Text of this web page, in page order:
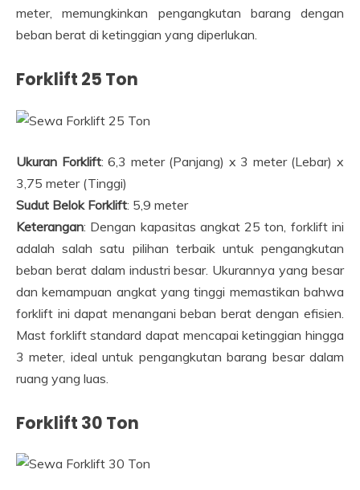
meter, memungkinkan pengangkutan barang dengan
beban berat di ketinggian yang diperlukan.
Forklift 25 Ton
Ukuran Forklift: 6,3 meter (Panjang) x 3 meter (Lebar) x
3,75 meter (Tinggi)
Sudut Belok Forklift: 5,9 meter
Keterangan: Dengan kapasitas angkat 25 ton, forklift ini
adalah salah satu pilihan terbaik untuk pengangkutan
beban berat dalam industri besar. Ukurannya yang besar
dan kemampuan angkat yang tinggi memastikan bahwa
forklift ini dapat menangani beban berat dengan efisien.
Mast forklift standard dapat mencapai ketinggian hingga
3 meter, ideal untuk pengangkutan barang besar dalam
ruang yang luas.
Forklift 30 Ton